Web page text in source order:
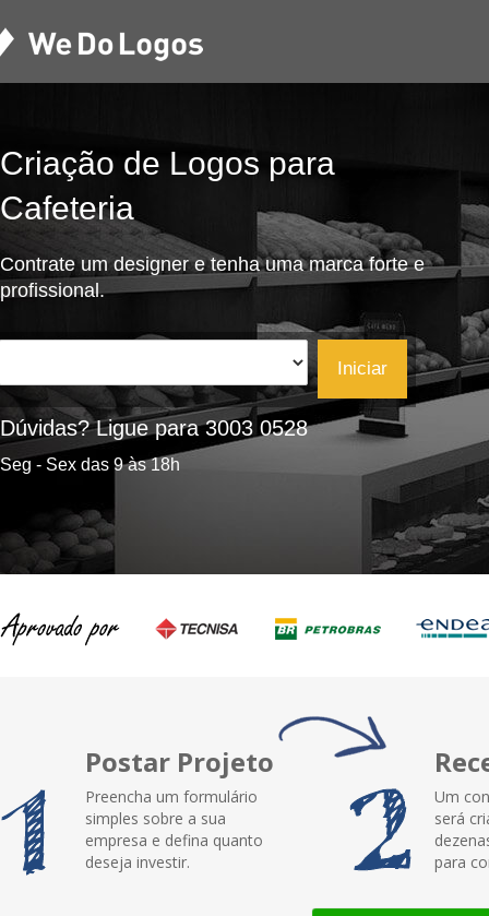
Criação de Logos para
Cafeteria
Contrate um designer e tenha uma marca forte e
profissional.
Iniciar
Dúvidas? Ligue para 3003 0528
Seg - Sex das 9 às 18h
Postar Projeto
Preencha um formulário
simples sobre a sua
empresa e defina quanto
deseja investir.
Um
será
para